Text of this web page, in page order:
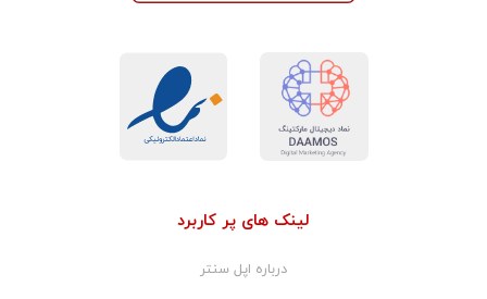
لینک های پر کاربرد
درباره اپل سنتر